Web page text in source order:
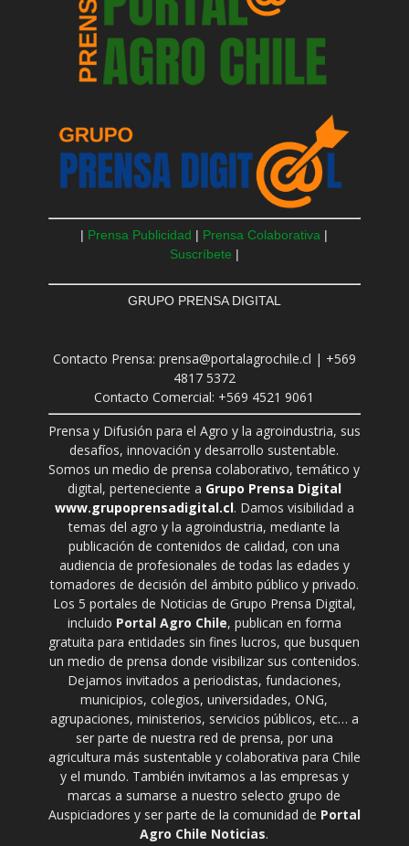
| Prensa Publicidad | Prensa Colaborativa |
Suscríbete |
GRUPO PRENSA DIGITAL
Contacto Prensa: prensa@portalagrochile.cl | +569
4817 5372
Contacto Comercial: +569 4521 9061
Prensa y Difusión para el Agro y la agroindustria, sus
desafíos, innovación y desarrollo sustentable.
Somos un medio de prensa colaborativo, temático y
digital, perteneciente a Grupo Prensa Digital
www.grupoprensadigital.cl. Damos visibilidad a
temas del agro y la agroindustria, mediante la
publicación de contenidos de calidad, con una
audiencia de profesionales de todas las edades y
tomadores de decisión del ámbito público y privado.
Los 5 portales de Noticias de Grupo Prensa Digital,
incluido Portal Agro Chile, publican en forma
gratuita para entidades sin fines lucros, que busquen
un medio de prensa donde visibilizar sus contenidos.
Dejamos invitados a periodistas, fundaciones,
municipios, colegios, universidades, ONG,
agrupaciones, ministerios, servicios públicos, etc… a
ser parte de nuestra red de prensa, por una
agricultura más sustentable y colaborativa para Chile
y el mundo. También invitamos a las empresas y
marcas a sumarse a nuestro selecto grupo de
Auspiciadores y ser parte de la comunidad de Portal
Agro Chile Noticias.